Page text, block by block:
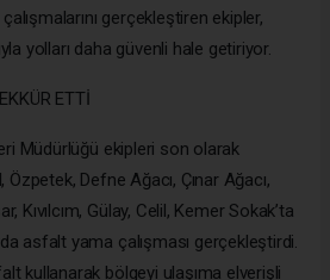
gerçekleştiren ekipler,
yolları daha güvenli hale getiriyor.
ETTİ
Müdürlüğü ekipleri son olarak
Özpetek, Defne Ağacı, Çınar Ağacı,
Kıvılcım, Gülay, Celil, Kemer Sokak’ta
asfalt yama çalışması gerçekleştirdi.
kullanarak bölgeyi ulaşıma elverişli